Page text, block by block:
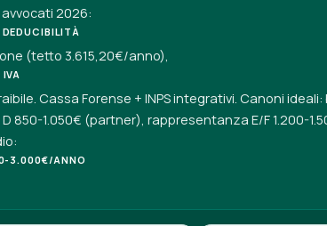
avvocati 2026:
(tetto 3.615,20€/anno),
Cassa Forense + INPS integrativi. Canoni
D 850-1.050€ (partner), rappresentanza E/F 1.200-
3.000€/ANNO